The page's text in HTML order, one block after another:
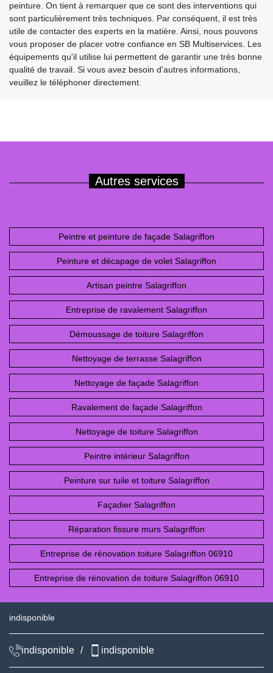
peinture. On tient à remarquer que ce sont des interventions qui
sont particulièrement très techniques. Par conséquent, il est très
utile de contacter des experts en la matière. Ainsi, nous pouvons
vous proposer de placer votre confiance en SB Multiservices. Les
équipements qu'il utilise lui permettent de garantir une très bonne
qualité de travail. Si vous avez besoin d'autres informations,
veuillez le téléphoner directement.
Autres services
Peintre et peinture de façade Salagriffon
Peinture et décapage de volet Salagriffon
Artisan peintre Salagriffon
Entreprise de ravalement Salagriffon
Démoussage de toiture Salagriffon
Nettoyage de terrasse Salagriffon
Nettoyage de façade Salagriffon
Ravalement de façade Salagriffon
Nettoyage de toiture Salagriffon
Peintre intérieur Salagriffon
Peinture sur tuile et toiture Salagriffon
Façadier Salagriffon
Réparation fissure murs Salagriffon
Entreprise de rénovation toiture Salagriffon 06910
Entreprise de rénovation de toiture Salagriffon 06910
indisponible
indisponible / indisponible